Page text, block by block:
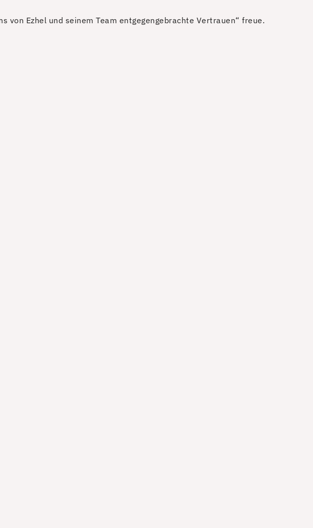
von Ezhel und seinem Team entgegengebrachte Vertrauen“ freue.